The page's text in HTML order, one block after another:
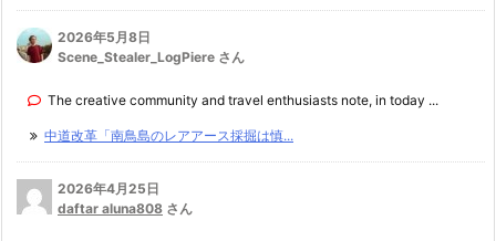
2026年5月8日
Scene_Stealer_LogPiere さん
The creative community and travel enthusiasts note, in today ...
中道改革「南鳥島のレアアース採掘は慎...
2026年4月25日
daftar aluna808 さん